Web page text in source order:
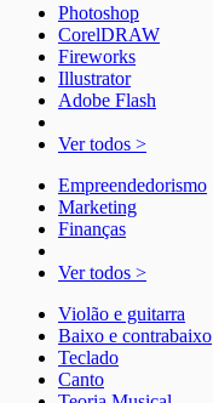
Photoshop
CorelDRAW
Fireworks
Illustrator
Adobe Flash
Ver todos >
Empreendedorismo
Marketing
Finanças
Ver todos >
Violão e guitarra
Baixo e contrabaixo
Teclado
Canto